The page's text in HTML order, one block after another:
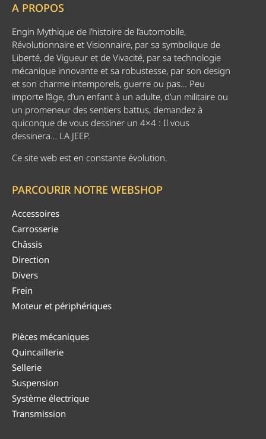
A PROPOS
Engin Mythique de l’histoire de l’automobile,
Révolutionnaire et Visionnaire, par sa symbolique de
Liberté, de Vigueur et de Vivacité, par sa technologie
mécanique innovante et sa robustesse, par son design
et son charme intemporels, guerre ou pas… Peu
importe l’âge, d’un enfant à un adulte, d’un militaire ou
un promeneur des sentiers battus, demandez à
quiconque de vous dessiner un 4×4 : Il vous
dessinera… LA JEEP.
Ce site web est en constante évolution.
PARCOURIR NOTRE WEBSHOP
Accessoires
Carrosserie
Châssis
Direction
Divers
Frein
Moteur et périphériques
Pièces mécaniques
Quincaillerie
Sellerie
Suspension
Système électrique
Transmission